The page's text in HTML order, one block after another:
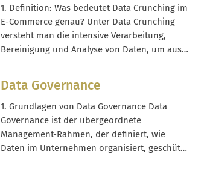
Client, aber in Google Analytics oder Matomo
wird der...
1. Definition: Was bedeutet Data Crunching im
E-Commerce genau? Unter Data Crunching
versteht man die intensive Verarbeitung,
Bereinigung und Analyse von Daten, um aus
erzeugen. Ziel ist es, aus vielen einzelnen
Datensätzen belastbare Erkenntnisse zu
gewinnen, die strategische und operative
Entscheidungen unterstützen....
Data Governance
1. Grundlagen von Data Governance Data
Governance ist der übergeordnete
Management-Rahmen, der definiert, wie
Daten im Unternehmen organisiert, geschützt